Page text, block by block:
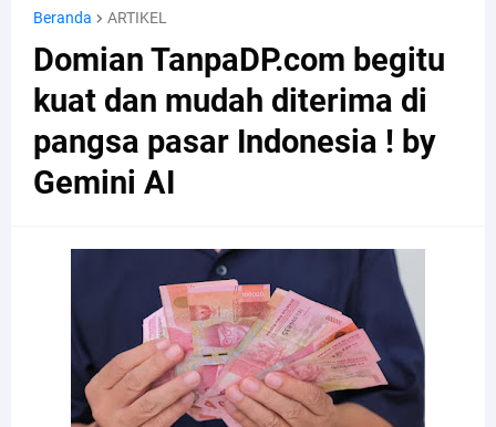
Beranda ARTIKEL
Domian TanpaDP.com begitu
kuat dan mudah diterima di
pangsa pasar Indonesia ! by
Gemini AI